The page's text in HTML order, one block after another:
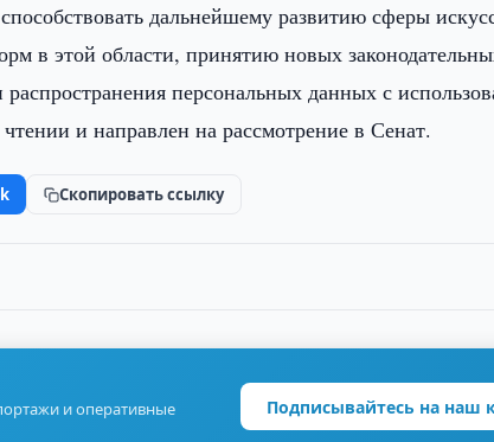
дальнейшему развитию сферы
в этой области, принятию новых
персональных данных с
и направлен на рассмотрение в Сенат.
Скопировать ссылку
и оперативные
Подписывайтесь на наш